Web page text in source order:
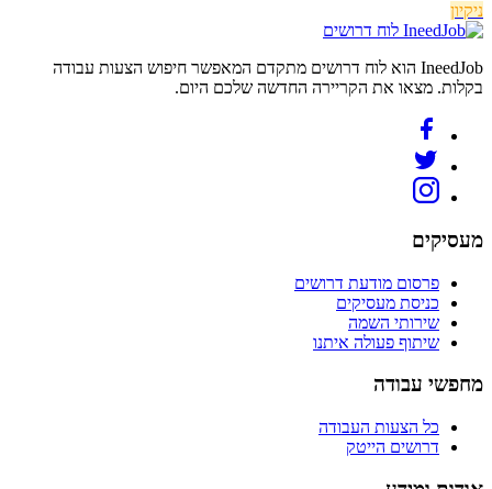
ניקיון
לוח דרושים
IneedJob הוא לוח דרושים מתקדם המאפשר חיפוש הצעות עבודה
בקלות. מצאו את הקריירה החדשה שלכם היום.
מעסיקים
פרסום מודעת דרושים
כניסת מעסיקים
שירותי השמה
שיתוף פעולה איתנו
מחפשי עבודה
כל הצעות העבודה
דרושים הייטק